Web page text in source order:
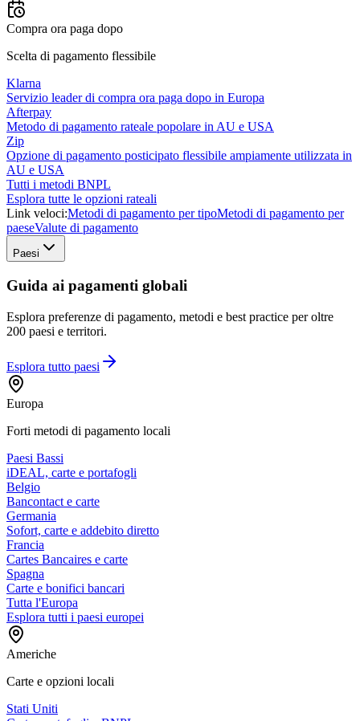
Compra ora paga dopo
Scelta di pagamento flessibile
Klarna
Servizio leader di compra ora paga dopo in Europa
Afterpay
Metodo di pagamento rateale popolare in AU e USA
Zip
Opzione di pagamento posticipato flessibile ampiamente utilizzata in
AU e USA
Tutti i metodi BNPL
Esplora tutte le opzioni rateali
Link veloci:Metodi di pagamento per tipoMetodi di pagamento per
paeseValute di pagamento
Paesi
Guida ai pagamenti globali
Esplora preferenze di pagamento, metodi e best practice per oltre
200 paesi e territori.
Esplora tutto paesi
Europa
Forti metodi di pagamento locali
Paesi Bassi
iDEAL, carte e portafogli
Belgio
Bancontact e carte
Germania
Sofort, carte e addebito diretto
Francia
Cartes Bancaires e carte
Spagna
Carte e bonifici bancari
Tutta l'Europa
Esplora tutti i paesi europei
Americhe
Carte e opzioni locali
Stati Uniti